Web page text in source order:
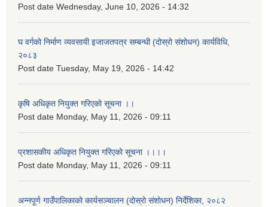
Post date Wednesday, June 10, 2026 - 14:32
घ वर्गको निर्माण व्यवसायी इजाजतपत्र सम्बन्धी (दोस्रो संशोधन) कार्यविधि,
२०८३
Post date Tuesday, May 19, 2026 - 14:42
कृषि अधिकृत नियुक्त गरिएको सूचना ।।
Post date Monday, May 11, 2026 - 09:11
प्रशासकीय अधिकृत नियुक्त गरिएको सूचना ।।।।
Post date Monday, May 11, 2026 - 09:11
अन्नपूर्ण गाउँपालिकाको कार्यसञ्चालन (दोस्रो संशोधन) निर्देशिका, २०८२